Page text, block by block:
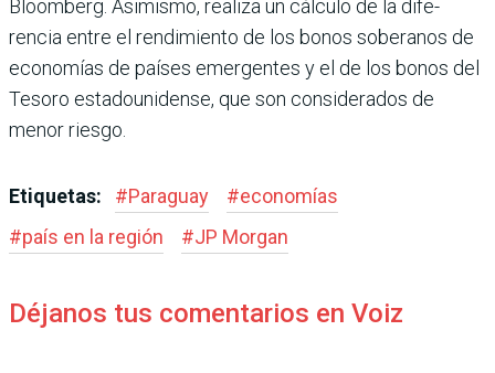
Bloomberg. Asimismo, realiza un cálculo de la dife­
rencia entre el rendimiento de los bonos soberanos de
econo­mías de países emergentes y el de los bonos del
Tesoro esta­dounidense, que son conside­rados de
menor riesgo.
Etiquetas: #Paraguay #economías
#país en la región #JP Morgan
Déjanos tus comentarios en Voiz